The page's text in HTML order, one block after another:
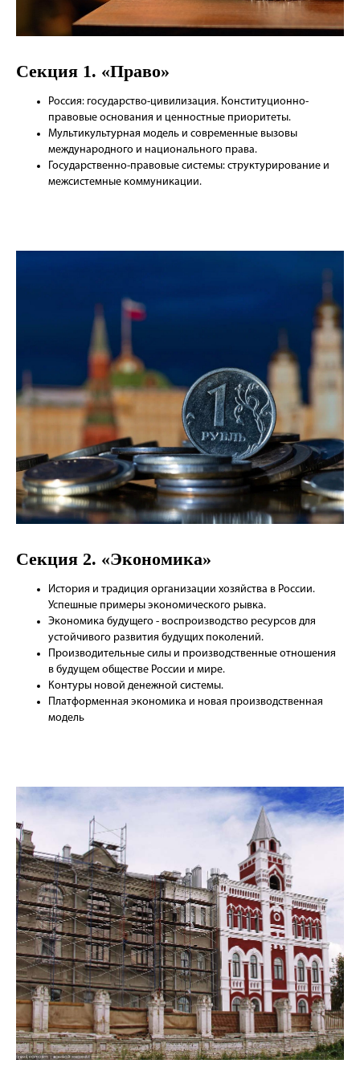
Секция 1. «Право»
Россия: государство-цивилизация. Конституционно-
правовые основания и ценностные приоритеты.
Мультикультурная модель и современные вызовы
международного и национального права.
Государственно-правовые системы: структурирование и
межсистемные коммуникации.
Секция 2. «Экономика»
История и традиция организации хозяйства в России.
Успешные примеры экономического рывка.
Экономика будущего - воспроизводство ресурсов для
устойчивого развития будущих поколений.
Производительные силы и производственные отношения
в будущем обществе России и мире.
Контуры новой денежной системы.
Платформенная экономика и новая производственная
модель